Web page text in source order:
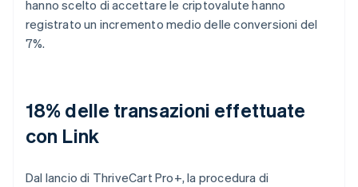
hanno scelto di accettare le criptovalute hanno
registrato un incremento medio delle conversioni del
7%.
18% delle transazioni effettuate
con Link
Dal lancio di ThriveCart Pro+, la procedura di